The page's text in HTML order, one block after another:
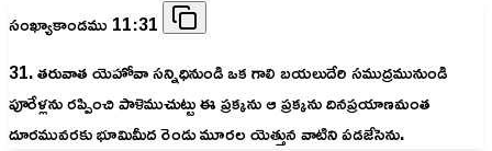
సంఖ్యాకాండము 11:31
31. తరువాత యెహోవా సన్నిధినుండి ఒక గాలి బయలుదేరి సముద్రమునుండి
పూరేళ్లను రప్పించి పాళెముచుట్టు ఈ ప్రక్కను ఆ ప్రక్కను దినప్రయాణమంత
దూరమువరకు భూమిమీద రెండు మూరల యెత్తున వాటిని పడజేసెను.